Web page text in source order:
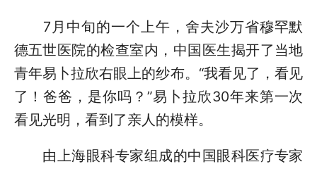
7月中旬的一个上午，舍夫沙万省穆罕默
德五世医院的检查室内，中国医生揭开了当地
青年易卜拉欣右眼上的纱布。“我看见了，看见
了！爸爸，是你吗？”易卜拉欣30年来第一次
看见光明，看到了亲人的模样。
由上海眼科专家组成的中国眼科医疗专家